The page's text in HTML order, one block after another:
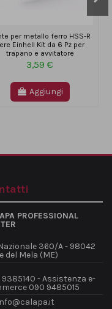
per metallo ferro HSS-R
Einhell Kit da 6 Pz per
trapano e avvitatore
3,59 €
Aggiungi
PROFESSIONAL
360/A - 98042
del Mela (ME)
- Assistenza e-
090 9485015